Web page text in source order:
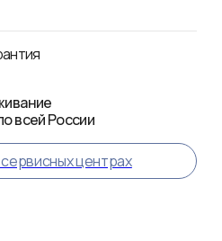
всей России
центрах